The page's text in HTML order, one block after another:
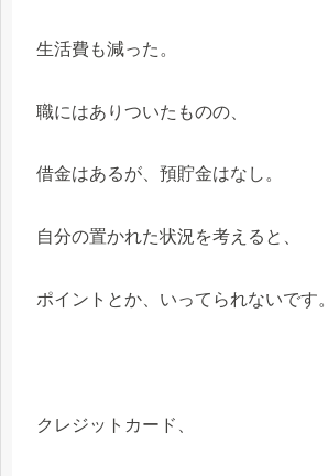
生活費も減った。
職にはありついたものの、
借金はあるが、預貯金はなし。
自分の置かれた状況を考えると、
ポイントとか、いってられないです。
クレジットカード、